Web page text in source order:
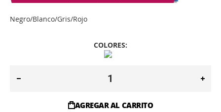
Negro/Blanco/Gris/Rojo
COLORES:
AGREGAR AL CARRITO